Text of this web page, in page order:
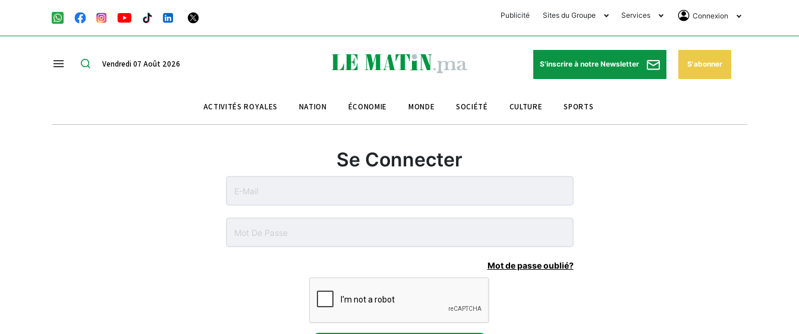
Publicité Sites du Groupe
Club Avantages
Le Matin Sports
Le Matin Store
Services
Horaires de prières
Pharmacies de garde
Programme TV
Connexion
Se Connecter
Abonnement
Vendredi 07 Août 2026 S'inscrire à notre Newsletter S'abonner
ACTIVITÉS ROYALES NATION ÉCONOMIE MONDE SOCIÉTÉ CULTURE SPORTS
Se Connecter
Mot de passe oublié?